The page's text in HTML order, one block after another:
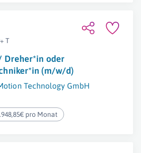
T
Dreher*in oder
(m/w/d)
Technology GmbH
pro Monat